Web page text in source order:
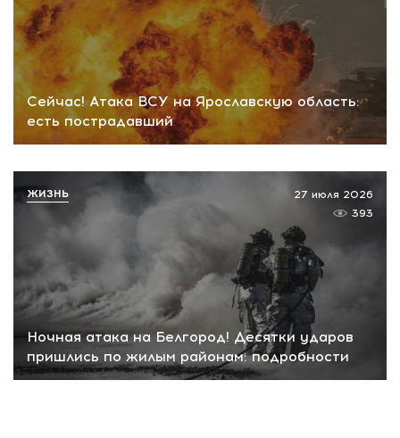
Сейчас! Атака ВСУ на Ярославскую область:
есть пострадавший
Ночная атака на Белгород! Десятки ударов
пришлись по жилым районам: подробности
27 июля 2026
393
ЖИЗНЬ